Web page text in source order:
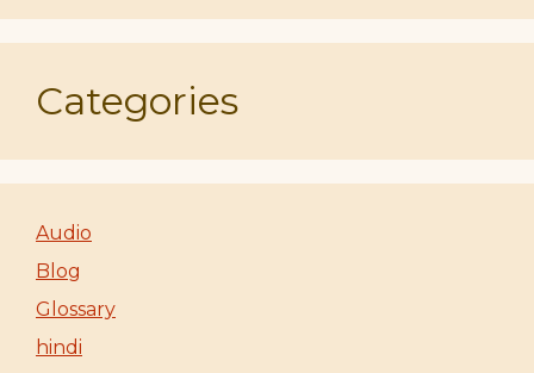
Categories
Audio
Blog
Glossary
hindi